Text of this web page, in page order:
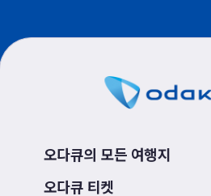
오다큐의 모든 여행지
오다큐 티켓